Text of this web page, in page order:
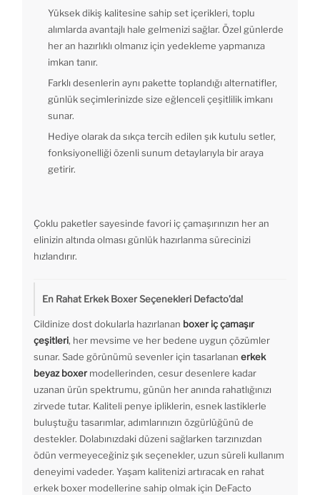
Yüksek dikiş kalitesine sahip set içerikleri, toplu
alımlarda avantajlı hale gelmenizi sağlar. Özel günlerde
her an hazırlıklı olmanız için yedekleme yapmanıza
imkan tanır.
Farklı desenlerin aynı pakette toplandığı alternatifler,
günlük seçimlerinizde size eğlenceli çeşitlilik imkanı
sunar.
Hediye olarak da sıkça tercih edilen şık kutulu setler,
fonksiyonelliği özenli sunum detaylarıyla bir araya
getirir.
Çoklu paketler sayesinde favori iç çamaşırınızın her an
elinizin altında olması günlük hazırlanma sürecinizi
hızlandırır.
En Rahat Erkek Boxer Seçenekleri Defacto’da!
Cildinize dost dokularla hazırlanan boxer iç çamaşır
çeşitleri, her mevsime ve her bedene uygun çözümler
sunar. Sade görünümü sevenler için tasarlanan erkek
beyaz boxermodellerinden, cesur desenlere kadar
uzanan ürün spektrumu, günün her anında rahatlığınızı
zirvede tutar. Kaliteli penye ipliklerin, esnek lastiklerle
buluştuğu tasarımlar, adımlarınızın özgürlüğünü de
destekler. Dolabınızdaki düzeni sağlarken tarzınızdan
ödün vermeyeceğiniz şık seçenekler, uzun süreli kullanım
deneyimi vadeder. Yaşam kalitenizi artıracak en rahat
erkek boxer modellerine sahip olmak için DeFacto